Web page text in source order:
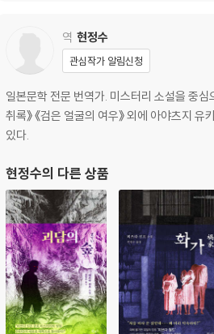
세계 괴이 사전의 발걸음
‘어딘가 저편’의 괴이 · 괴물과 마주하기 위해서
고쿠가쿠인 대학 준교수 이이쿠라 요시유키
우산을 쓴 유령
남대과기대학 조교수 이토 류헤이
변용하는 괴이
세계 속의 ‘콧쿠리 씨’
요코하마 국립대학 교수 이치야나기 히로타카
색인
역 현정수
관심작가 알림신청
일본문학 전문 번역가. 미스터리 소설을 중심
취록》 《검은 얼굴의 여우》 외에 아야츠지
있다.
현정수의 다른 상품